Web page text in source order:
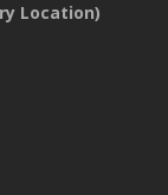
Location)